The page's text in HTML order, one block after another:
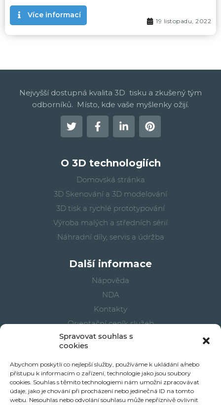
Spravovat souhlas s
cookies
Abychom poskytli co nejlepší služby, používáme k ukládání a/nebo
přístupu k informacím o zařízení, technologie jako jsou soubory
cookies. Souhlas s těmito technologiemi nám umožní zpracovávat
údaje, jako je chování při procházení nebo jedinečná ID na tomto
webu. Nesouhlas nebo odvolání souhlasu může nepříznivě ovlivnit
Více informací
19 listopadu, 2022
Nejvyšší dostupná kvalita 3D tisku a zkušený tým
odborníků. Místo, kde vaše myšlenky ožijí.
O 3D technologiích
Domovská stránka
3D Skenování a 3D modelování
3D tisk a rychlé prototypování
Výroba malých a středních sérií
Náhradní díly, servis a údržba
Další informace
Nápověda
NDA
Kontakty
Orientační ceník služeb
Cookies
Vaše objednávky
Part2Print 3D účet
E-shop